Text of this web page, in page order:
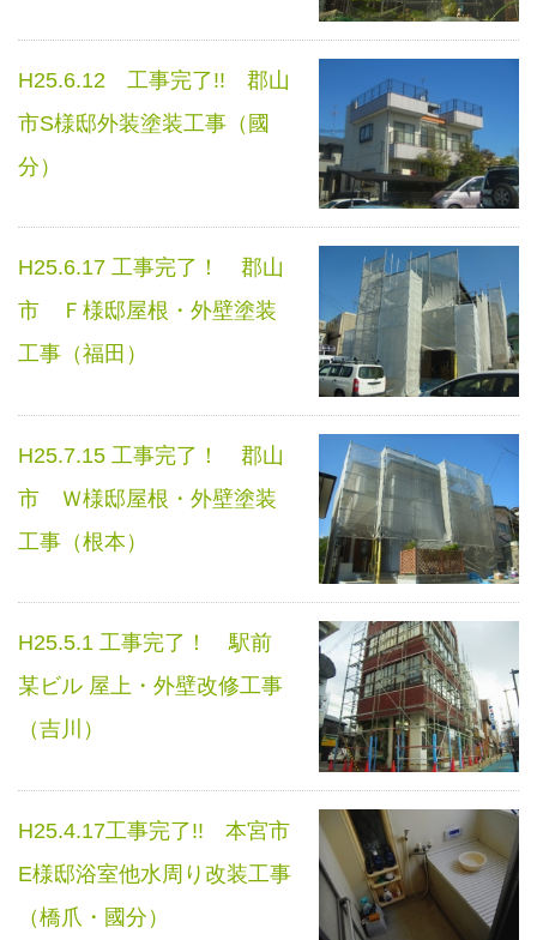
H25.6.12 工事完了!! 郡山
市S様邸外装塗装工事（國
分）
H25.6.17 工事完了！ 郡山
市 Ｆ様邸屋根・外壁塗装
工事（福田）
H25.7.15 工事完了！ 郡山
市 Ｗ様邸屋根・外壁塗装
工事（根本）
H25.5.1 工事完了！ 駅前
某ビル 屋上・外壁改修工事
（吉川）
H25.4.17工事完了!! 本宮市
E様邸浴室他水周り改装工事
（橋爪・國分）